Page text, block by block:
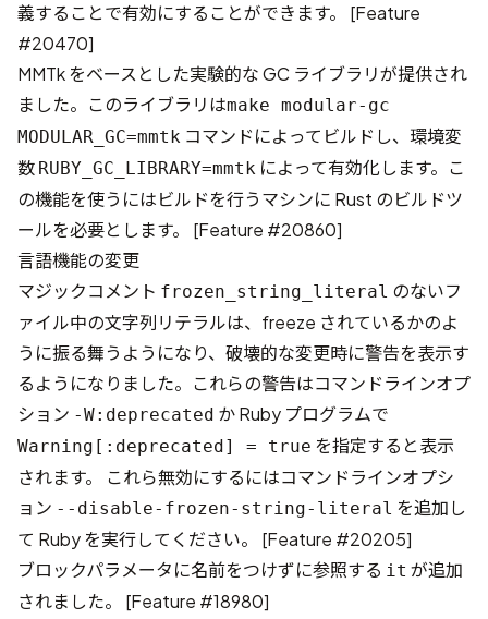
義することで有効にすることができます。 [Feature
#20470]
MMTkをベースとした実験的な GC ライブラリが提供され
ました。このライブラリはmake modular-gc
MODULAR_GC=mmtk コマンドによってビルドし、環境変
数 RUBY_GC_LIBRARY=mmtk によって有効化します。こ
の機能を使うにはビルドを行うマシンに Rust のビルドツ
ールを必要とします。 [Feature #20860]
言語機能の変更
マジックコメント frozen_string_literal のないフ
ァイル中の文字列リテラルは、freeze されているかのよ
うに振る舞うようになり、破壊的な変更時に警告を表示す
るようになりました。これらの警告はコマンドラインオプ
ション -W:deprecated か Ruby プログラムで
Warning[:deprecated] = true を指定すると表示
されます。 これら無効にするにはコマンドラインオプシ
ョン --disable-frozen-string-literal を追加し
て Ruby を実行してください。 [Feature #20205]
ブロックパラメータに名前をつけずに参照する it が追加
されました。 [Feature #18980]